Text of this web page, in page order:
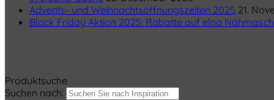
Advents- und Weihnachtsöffnungszeiten 2025 21.
Black Friday Aktion 2025: Rabatte auf elna
Produktsuche
Suchen nach: